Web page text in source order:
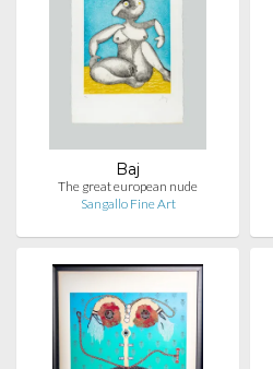
Baj
The great european nude
Sangallo Fine Art